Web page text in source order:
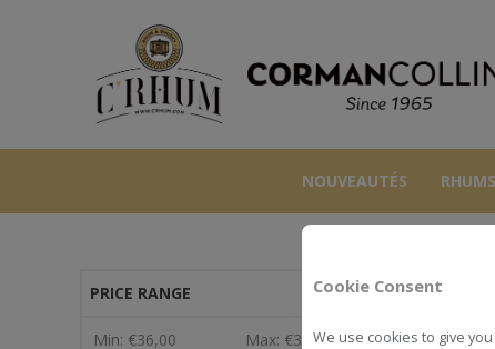
Cookie Consent
We use cookies to give
NOUVEAUTÉS RHUMS
PRICE RANGE
Min: €36,00 Max: €39,00